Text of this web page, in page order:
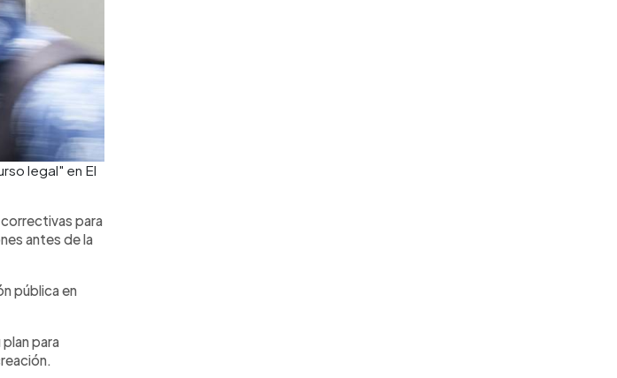
legal" en El
para
antes de la
pública en
para